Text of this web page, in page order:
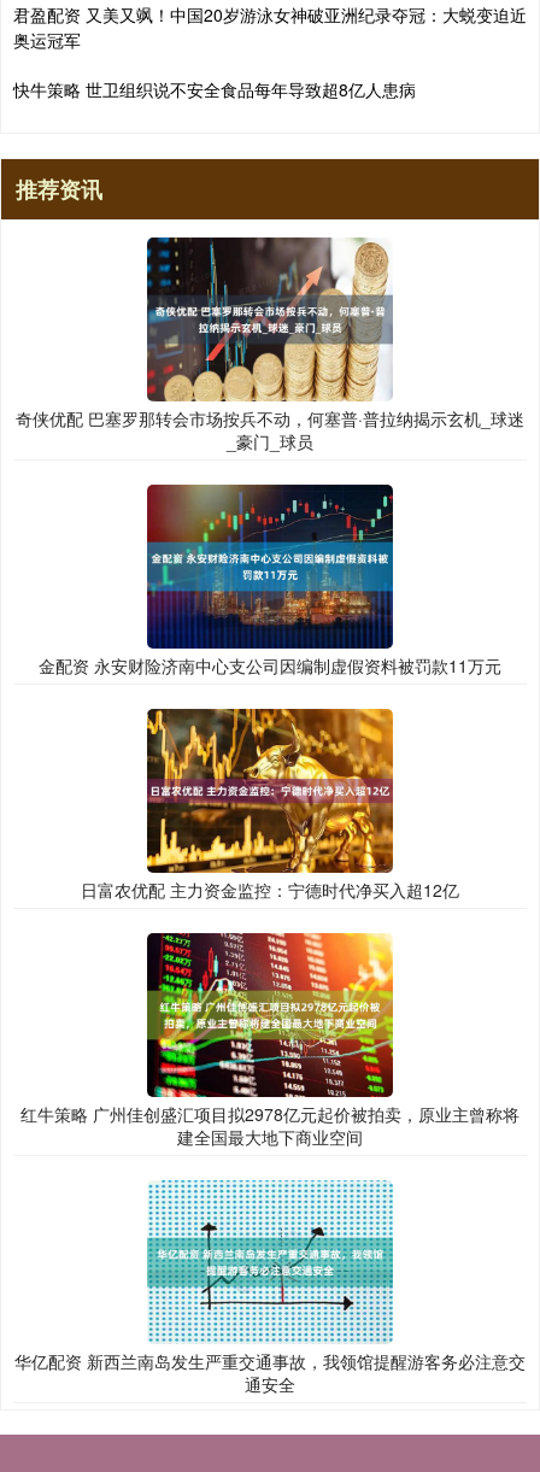
君盈配资 又美又飒！中国20岁游泳女神破亚洲纪录夺冠：大蜕变迫近
奥运冠军
快牛策略 世卫组织说不安全食品每年导致超8亿人患病
推荐资讯
奇侠优配 巴塞罗那转会市场按兵不动，何塞普·普拉纳揭示玄机_球迷
_豪门_球员
金配资 永安财险济南中心支公司因编制虚假资料被罚款11万元
日富农优配 主力资金监控：宁德时代净买入超12亿
红牛策略 广州佳创盛汇项目拟2978亿元起价被拍卖，原业主曾称将
建全国最大地下商业空间
华亿配资 新西兰南岛发生严重交通事故，我领馆提醒游客务必注意交
通安全